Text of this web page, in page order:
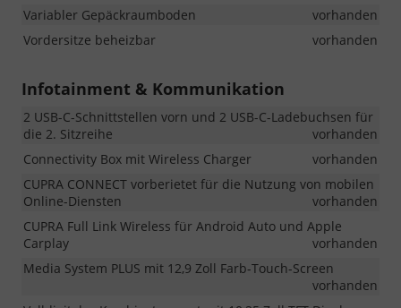
Variabler Gepäckraumboden
vorhanden
Vordersitze beheizbar
vorhanden
Infotainment & Kommunikation
2 USB-C-Schnittstellen vorn und 2 USB-C-Ladebuchsen für
die 2. Sitzreihe
vorhanden
Connectivity Box mit Wireless Charger
vorhanden
CUPRA CONNECT vorberietet für die Nutzung von mobilen
Online-Diensten
vorhanden
CUPRA Full Link Wireless für Android Auto und Apple
Carplay
vorhanden
Media System PLUS mit 12,9 Zoll Farb-Touch-Screen
vorhanden